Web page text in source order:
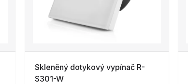
Skleněný dotykový vypínač R-
S301-W